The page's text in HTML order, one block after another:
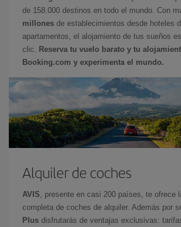
de 158.000 destinos en todo el mundo. Con
millones de establecimientos desde hoteles
apartamentos, el alojamiento de tus sueños
clic.
Reserva tu vuelo barato y tu
Booking.com y experimenta el mundo.
Alquiler de coches
AVIS , presente en casi 200 países, te ofrece
completa de coches de alquiler. Además por
Plus disfrutarás de ventajas exclusivas: